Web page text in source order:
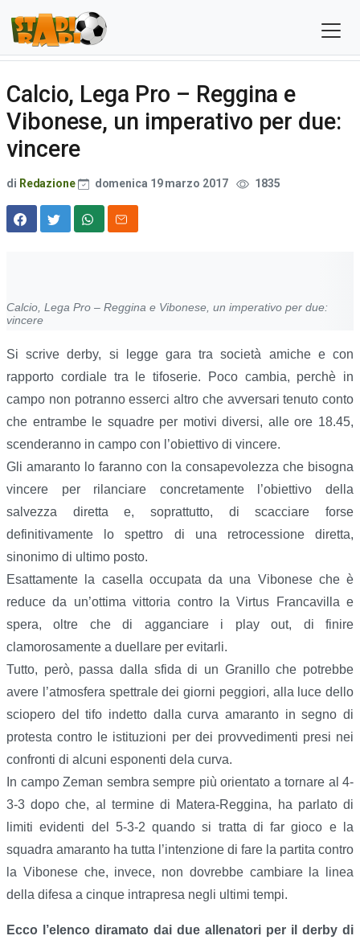
Calcio, Lega Pro – Reggina e
Vibonese, un imperativo per due:
vincere
di Redazione domenica 19 marzo 2017 1835
Calcio, Lega Pro – Reggina e Vibonese, un imperativo per due:
vincere
Si scrive derby, si legge gara tra società amiche e con
rapporto cordiale tra le tifoserie. Poco cambia, perchè in
campo non potranno esserci altro che avversari tenuto conto
che entrambe le squadre per motivi diversi, alle ore 18.45,
scenderanno in campo con l’obiettivo di vincere.
Gli amaranto lo faranno con la consapevolezza che bisogna
vincere per rilanciare concretamente l’obiettivo della
salvezza diretta e, soprattutto, di scacciare forse
definitivamente lo spettro di una retrocessione diretta,
sinonimo di ultimo posto.
Esattamente la casella occupata da una Vibonese che è
reduce da un’ottima vittoria contro la Virtus Francavilla e
spera, oltre che di agganciare i play out, di finire
clamorosamente a duellare per evitarli.
Tutto, però, passa dalla sfida di un Granillo che potrebbe
avere l’atmosfera spettrale dei giorni peggiori, alla luce dello
sciopero del tifo indetto dalla curva amaranto in segno di
protesta contro le istituzioni per dei provvedimenti presi nei
confronti di alcuni esponenti dela curva.
In campo Zeman sembra sempre più orientato a tornare al 4-
3-3 dopo che, al termine di Matera-Reggina, ha parlato di
limiti evidenti del 5-3-2 quando si tratta di far gioco e la
squadra amaranto ha tutta l’intenzione di fare la partita contro
la Vibonese che, invece, non dovrebbe cambiare la linea
della difesa a cinque intrapresa negli ultimi tempi.
Ecco l’elenco diramato dai due allenatori per il derby di